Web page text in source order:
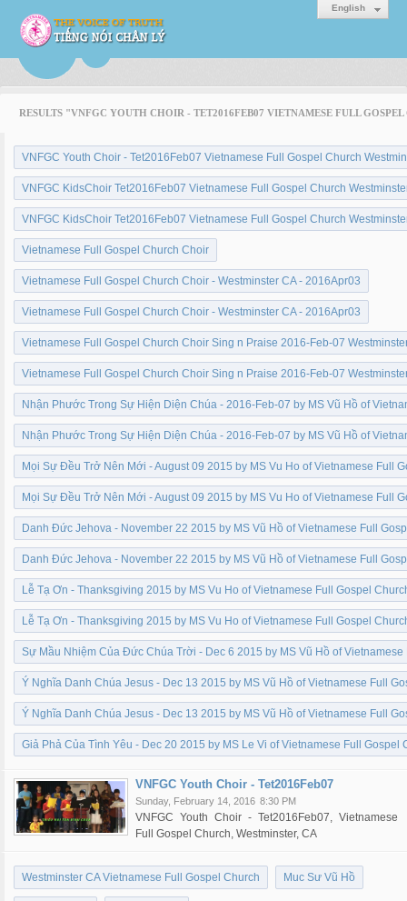
English
RESULTS "VNFGC YOUTH CHOIR - TET2016FEB07 VIETNAMESE FULL
VNFGC Youth Choir - Tet2016Feb07 Vietnamese Full Gospel Church
VNFGC KidsChoir Tet2016Feb07 Vietnamese Full Gospel Church
VNFGC KidsChoir Tet2016Feb07 Vietnamese Full Gospel Church
Vietnamese Full Gospel Church Choir
Vietnamese Full Gospel Church Choir - Westminster CA - 2016Apr03
Vietnamese Full Gospel Church Choir - Westminster CA - 2016Apr03
Vietnamese Full Gospel Church Choir Sing n Praise 2016-Feb-07
Vietnamese Full Gospel Church Choir Sing n Praise 2016-Feb-07
Nhận Phước Trong Sự Hiện Diện Chúa - 2016-Feb-07 by MS Vũ Hồ of
Nhận Phước Trong Sự Hiện Diện Chúa - 2016-Feb-07 by MS Vũ Hồ of
Mọi Sự Đều Trở Nên Mới - August 09 2015 by MS Vu Ho of Vietnamese Full
Mọi Sự Đều Trở Nên Mới - August 09 2015 by MS Vu Ho of Vietnamese Full
Danh Đức Jehova - November 22 2015 by MS Vũ Hồ of Vietnamese Full
Danh Đức Jehova - November 22 2015 by MS Vũ Hồ of Vietnamese Full
Lễ Tạ Ơn - Thanksgiving 2015 by MS Vu Ho of Vietnamese Full Gospel
Lễ Tạ Ơn - Thanksgiving 2015 by MS Vu Ho of Vietnamese Full Gospel
Sự Mầu Nhiệm Của Đức Chúa Trời - Dec 6 2015 by MS Vũ Hồ of
Ý Nghĩa Danh Chúa Jesus - Dec 13 2015 by MS Vũ Hồ of Vietnamese Full
Ý Nghĩa Danh Chúa Jesus - Dec 13 2015 by MS Vũ Hồ of Vietnamese Full
Giả Phả Của Tình Yêu - Dec 20 2015 by MS Le Vi of Vietnamese Full Gospel
VNFGC Youth Choir - Tet2016Feb07
Sunday, February 14, 2016 8:30 PM
VNFGC Youth Choir - Tet2016Feb07, Vietnamese
Full Gospel Church, Westminster, CA
Westminster CA Vietnamese Full Gospel Church Muc Sư Vũ Hồ